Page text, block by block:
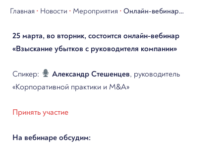
Главная • Новости • Мероприятия • Онлайн-вебинар
руководителя компании»
25 марта, во вторник, состоится онлайн-вебинар
«Взыскание убытков с руководителя компании»
Спикер: Александр Стешенцев, руководитель
«Корпоративной практики и M&A»
Принять участие
На вебинаре обсудим: